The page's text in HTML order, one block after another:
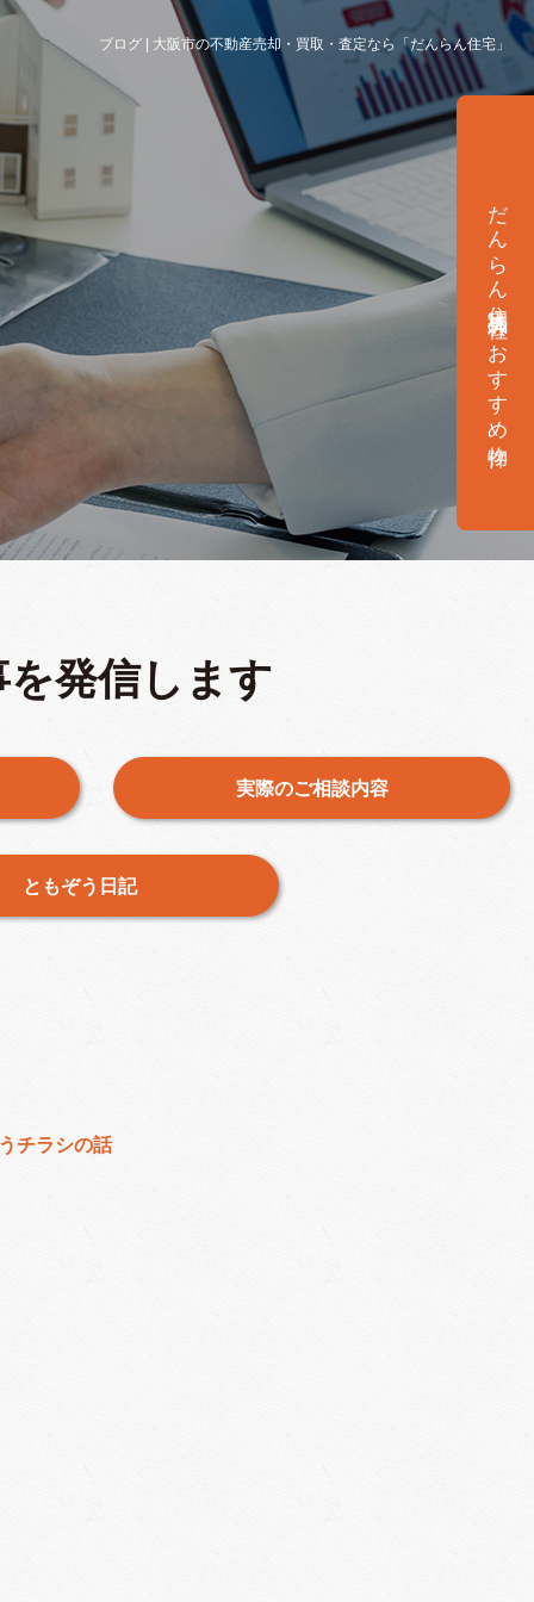
ブログ | 大阪市の不動産売却・買取・査定なら「だんらん住宅」
を発信します
実際のご相談内容
ともぞう日記
チラシの話
だんらん住宅株式会社のおすすめ物件